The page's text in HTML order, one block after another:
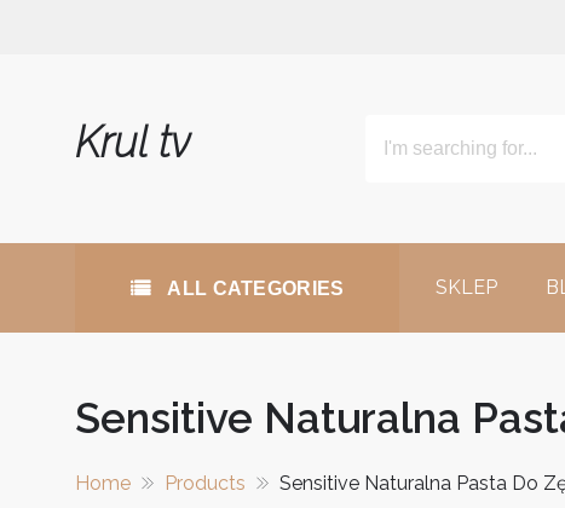
Krul tv
ALL CATEGORIES SKLEP
Sensitive Naturalna
Home Products Sensitive Naturalna Pasta Do